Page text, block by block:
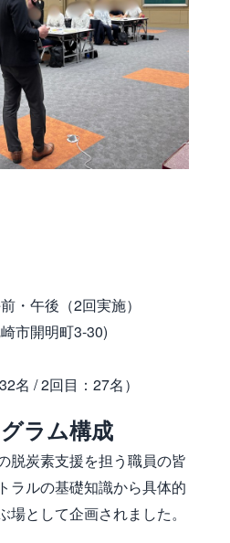
・午後（2回実施）
市開明町3-30)
名 / 2回目：27名）
ラム構成
脱炭素支援を担う職員の皆
ラルの基礎知識から具体的
として企画されました。